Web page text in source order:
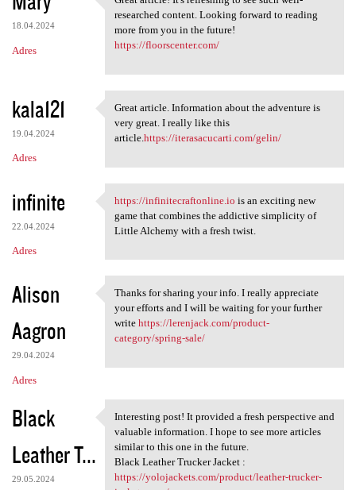
o
m
e
t
a
r
e
18.04.2024
Adres
Great article! It's
researched content. Looking forward to reading
more from you in the future!
https://floorscenter.com/
kala121
19.04.2024
Adres
Great article. Information
Great article. Information about the adventure is
very great. I really like this
article.https://iterasacucarti.com/gelin/
infinite
22.04.2024
Adres
https://infinitecraftonline
https://infinitecraftonline.io is an exciting new
game that combines the addictive simplicity of
Little Alchemy with a fresh twist.
Alison
Aagron
29.04.2024
Adres
Thanks for sharing your info.
Thanks for sharing your info. I really appreciate
your efforts and I will be waiting for your further
write https://lerenjack.com/product-
category/spring-sale/
Black
Leather T...
29.05.2024
Interesting post! It provided
Interesting post! It provided a fresh perspective and
valuable information. I hope to see more articles
similar to this one in the future.
Black Leather Trucker Jacket :
https://yolojackets.com/product/leather-trucker-